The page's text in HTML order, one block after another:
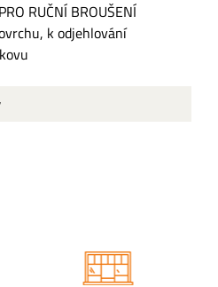
RUČNÍ BROUŠENÍ
k odjehlování